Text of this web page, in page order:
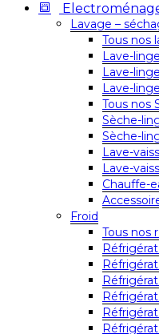
Lavage –
Tous nos
Lave-
Lave-
Lave-
Tous nos
Sèche-
Sèche-
Lave-
Lave-
Chauffe-
Froid
Tous nos